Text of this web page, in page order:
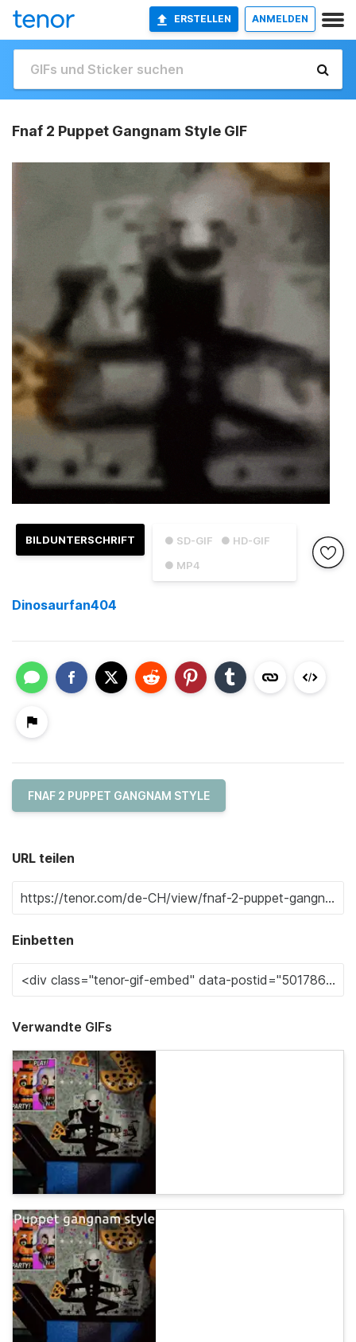
ERSTELLEN ANMELDEN
Fnaf 2 Puppet Gangnam Style GIF
● SD-GIF
● HD-GIF
● MP4
BILDUNTERSCHRIFT
Dinosaurfan404
FNAF 2 PUPPET GANGNAM STYLE
URL teilen
Einbetten
Verwandte GIFs